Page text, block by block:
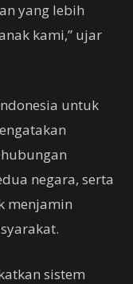
yang lebih
kami,” ujar
untuk
negara, serta
menjamin
sistem